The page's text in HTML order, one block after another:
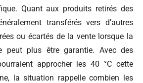
Quant aux produits retirés des
transférés vers d’autres
ou écartés de la vente lorsque la
peut plus être garantie. Avec des
approcher les 40 °C cette
la situation rappelle combien les